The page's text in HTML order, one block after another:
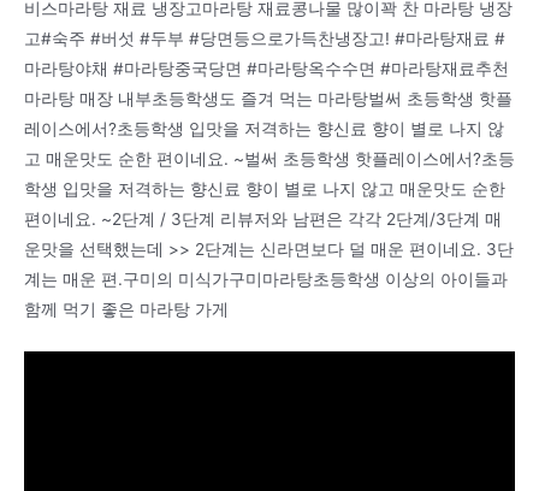
비스마라탕 재료 냉장고마라탕 재료콩나물 많이꽉 찬 마라탕 냉장
고#숙주 #버섯 #두부 #당면등으로가득찬냉장고! #마라탕재료 #
마라탕야채 #마라탕중국당면 #마라탕옥수수면 #마라탕재료추천
마라탕 매장 내부초등학생도 즐겨 먹는 마라탕벌써 초등학생 핫플
레이스에서?초등학생 입맛을 저격하는 향신료 향이 별로 나지 않
고 매운맛도 순한 편이네요. ~벌써 초등학생 핫플레이스에서?초등
학생 입맛을 저격하는 향신료 향이 별로 나지 않고 매운맛도 순한
편이네요. ~2단계 / 3단계 리뷰저와 남편은 각각 2단계/3단계 매
운맛을 선택했는데 >> 2단계는 신라면보다 덜 매운 편이네요. 3단
계는 매운 편.구미의 미식가구미마라탕초등학생 이상의 아이들과
함께 먹기 좋은 마라탕 가게